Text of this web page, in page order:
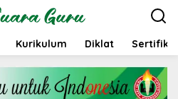
Kurikulum Diklat